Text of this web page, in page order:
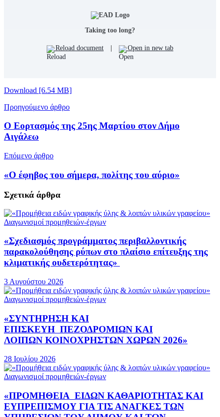
Taking too long?
Reload document | Open in new tab
Download [6.54 MB]
Προηγούμενο άρθρο
Ο Εορτασμός της 25ης Μαρτίου στον Δήμο
Αιγάλεω
Επόμενο άρθρο
«Ο έφηβος του σήμερα, πολίτης του αύριο»
Σχετικά άρθρα
Διαγωνισμοί προμηθειών-έργων
«Σχεδιασμός προγράμματος περιβαλλοντικής
παρακολούθησης ρύπων στο πλαίσιο επίτευξης της
κλιματικής ουδετερότητας»
3 Αυγούστου 2026
Διαγωνισμοί προμηθειών-έργων
«ΣΥΝΤΗΡΗΣΗ ΚΑΙ
ΕΠΙΣΚΕΥΗ ΠΕΖΟΔΡΟΜΙΩΝ ΚΑΙ
ΛΟΙΠΩΝ ΚΟΙΝΟΧΡΗΣΤΩΝ ΧΩΡΩΝ 2026»
28 Ιουλίου 2026
Διαγωνισμοί προμηθειών-έργων
«ΠΡΟΜΗΘΕΙΑ ΕΙΔΩΝ ΚΑΘΑΡΙΟΤΗΤΑΣ ΚΑΙ
ΕΥΠΡΕΠΙΣΜΟΥ ΓΙΑ ΤΙΣ ΑΝΑΓΚΕΣ ΤΩΝ